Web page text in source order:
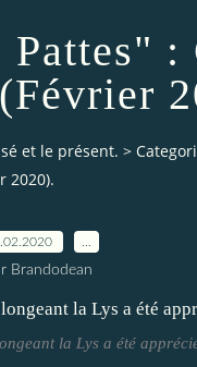
:
et le présent. >
2020).
Brandodean
la Lys a été